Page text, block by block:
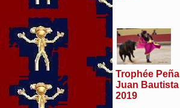
Trophée Peña
Juan Bautista
2019